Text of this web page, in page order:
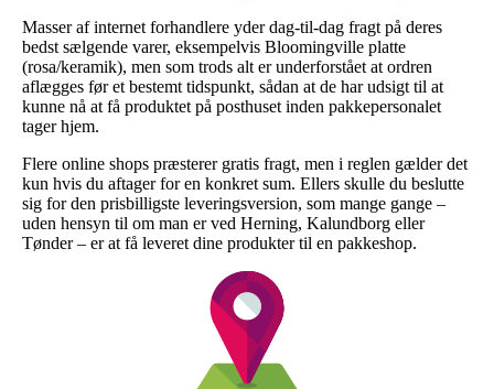
Masser af internet forhandlere yder dag-til-dag fragt på deres
bedst sælgende varer, eksempelvis Bloomingville platte
(rosa/keramik), men som trods alt er underforstået at ordren
aflægges før et bestemt tidspunkt, sådan at de har udsigt til at
kunne nå at få produktet på posthuset inden pakkepersonalet
tager hjem.
Flere online shops præsterer gratis fragt, men i reglen gælder det
kun hvis du aftager for en konkret sum. Ellers skulle du beslutte
sig for den prisbilligste leveringsversion, som mange gange –
uden hensyn til om man er ved Herning, Kalundborg eller
Tønder – er at få leveret dine produkter til en pakkeshop.